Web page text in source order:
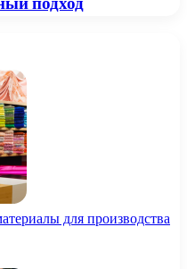
для производства